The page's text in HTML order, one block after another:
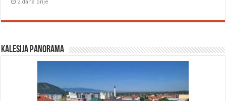
2 dana prije
Kalesija panorama